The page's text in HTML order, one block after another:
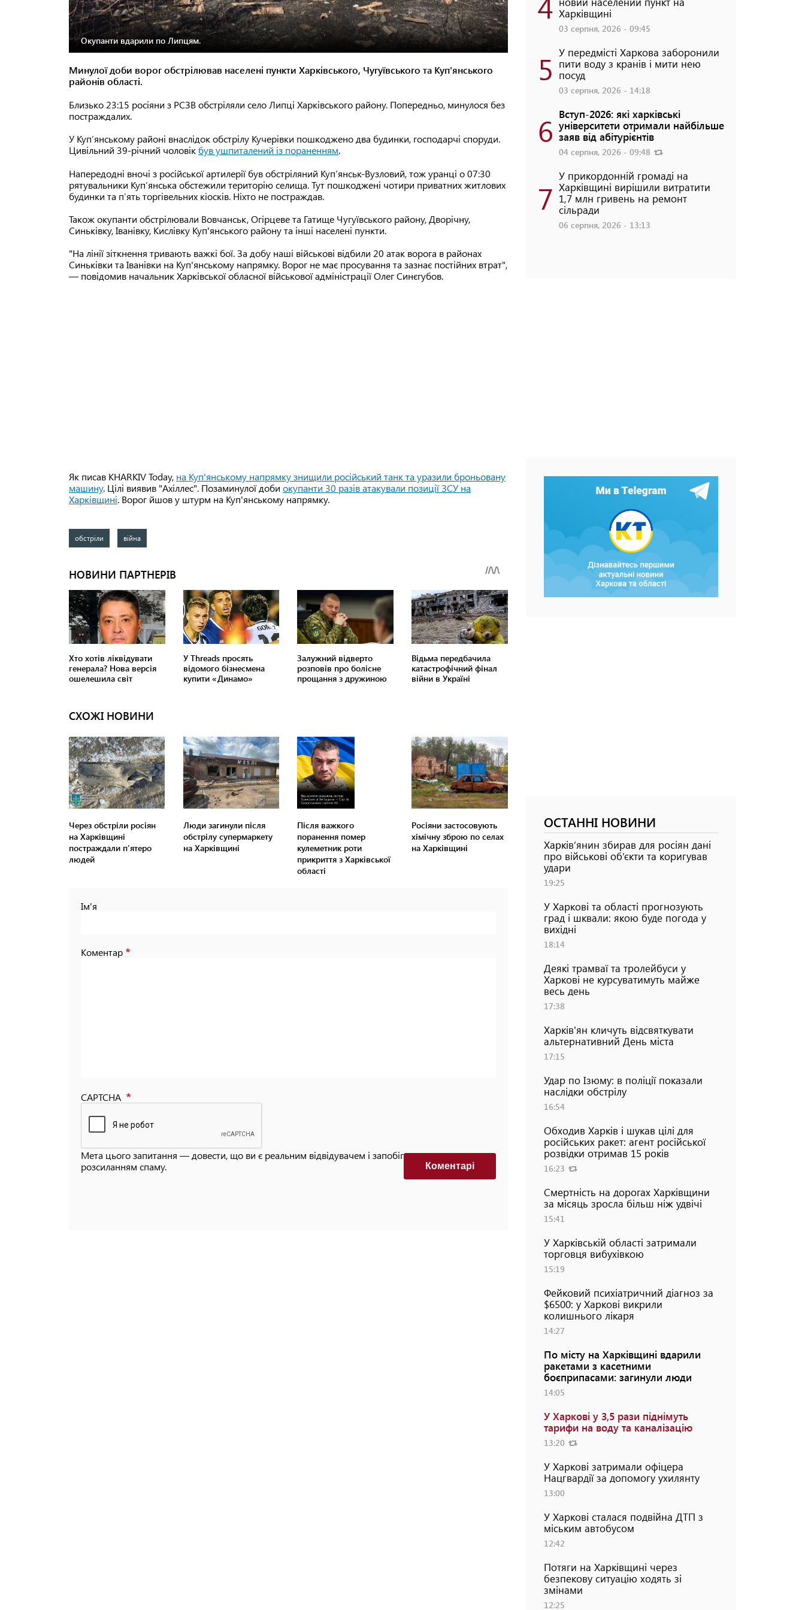
Окупанти вдарили по Липцям.
Минулої доби ворог обстрілював населені пункти Харківського, Чугуївського та Куп'янського
районів області.
Близько 23:15 росіяни з РСЗВ обстріляли село Липці Харківського району. Попередньо, минулося без
постраждалих.
У Куп’янському районі внаслідок обстрілу Кучерівки пошкоджено два будинки, господарчі споруди.
Цивільний 39-річний чоловік був ушпиталений із пораненням.
Напередодні вночі з російської артилерії був обстріляний Куп’янськ-Вузловий, тож уранці о 07:30
рятувальники Куп’янська обстежили територію селища. Тут пошкоджені чотири приватних житлових
будинки та п’ять торгівельних кіосків. Ніхто не постраждав.
Також окупанти обстрілювали Вовчанськ, Огірцеве та Гатище Чугуївського району, Дворічну,
Синьківку, Іванівку, Кислівку Куп'янського району та інші населені пункти.
"На лінії зіткнення тривають важкі бої. За добу наші військові відбили 20 атак ворога в районах
Синьківки та Іванівки на Куп'янському напрямку. Ворог не має просування та зазнає постійних втрат",
— повідомив начальник Харківської обласної військової адміністрації Олег Синєгубов.
Як писав KHARKIV Today, на Куп'янському напрямку знищили російський танк та уразили броньовану
машину. Цілі виявив "Ахіллес". Позаминулої доби окупанти 30 разів атакували позиції ЗСУ на
Харківщині. Ворог йшов у штурм на Куп'янському напрямку.
обстріли війна
СХОЖІ НОВИНИ
Через обстріли росіян
на Харківщині
постраждали п’ятеро
людей
Люди загинули після
обстрілу супермаркету
на Харківщині
Після важкого
поранення помер
кулеметник роти
прикриття з Харківської
області
Росіяни застосовують
хімічну зброю по селах
на Харківщині
Ім'я
Коментар
CAPTCHA
Мета цього запитання — довести, що ви є реальним відвідувачем і запобігти автоматизованим
розсиланням спаму.
Коментарi
Харківщині
03 серпня, 2026 - 09:45
5 У передмісті Харкова заборонили
пити воду з кранів і мити нею
посуд
03 серпня, 2026 - 14:18
6 Вступ-2026: які харківські
університети отримали найбільше
заяв від абітурієнтів
04 серпня, 2026 - 09:48
7
У прикордонній громаді на
Харківщині вирішили витратити
1,7 млн гривень на ремонт
сільради
06 серпня, 2026 - 13:13
ОСТАННІ НОВИНИ
Харків’янин збирав для росіян дані
про військові об’єкти та коригував
удари
19:25
У Харкові та області прогнозують
град і шквали: якою буде погода у
вихідні
18:14
Деякі трамваї та тролейбуси у
Харкові не курсуватимуть майже
весь день
17:38
Харків'ян кличуть відсвяткувати
альтернативний День міста
17:15
Удар по Ізюму: в поліції показали
наслідки обстрілу
16:54
Обходив Харків і шукав цілі для
російських ракет: агент російської
розвідки отримав 15 років
16:23
Смертність на дорогах Харківщини
за місяць зросла більш ніж удвічі
15:41
У Харківській області затримали
торговця вибухівкою
15:19
Фейковий психіатричний діагноз за
$6500: у Харкові викрили
колишнього лікаря
14:27
По місту на Харківщині вдарили
ракетами з касетними
боєприпасами: загинули люди
14:05
У Харкові у 3,5 рази піднімуть
тарифи на воду та каналізацію
13:20
У Харкові затримали офіцера
Нацгвардії за допомогу ухилянту
13:00
У Харкові сталася подвійна ДТП з
міським автобусом
12:42
Потяги на Харківщині через
безпекову ситуацію ходять зі
змінами
12:25